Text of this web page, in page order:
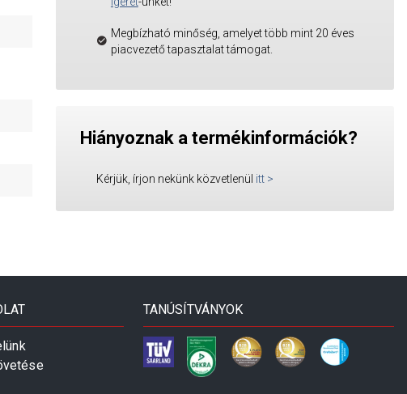
Megbízható minőség, amelyet több mint 20 éves
piacvezető tapasztalat támogat.
Hiányoznak a termékinformációk?
Kérjük, írjon nekünk közvetlenül itt >
TANÚSÍTVÁNYOK